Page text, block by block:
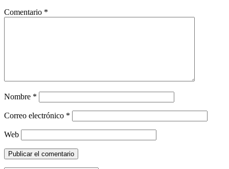
Comentario *
Nombre *
Correo electrónico *
Web